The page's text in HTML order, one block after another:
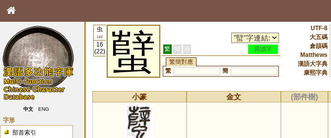
中文 ENG
字形
部首索引
虫
142
16
(22)
蠥 繁 簡 港
異讀字
繁簡對應
繁
簡
UTF-8
大五碼
倉頡碼
Matthews
漢語大字典
康熙字典
小篆 金文 (部件樹)